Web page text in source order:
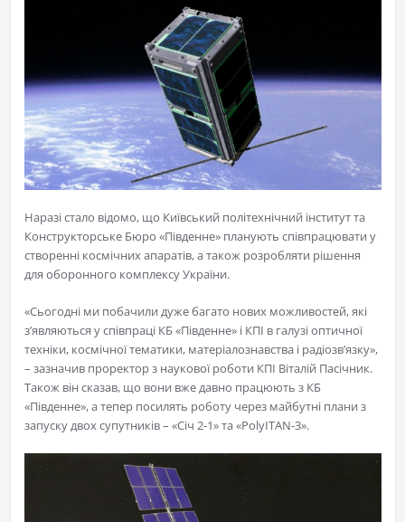
Наразі стало відомо, що Київський політехнічний інститут та
Конструкторське Бюро «Південне» планують співпрацювати у
створенні космічних апаратів, а також розробляти рішення
для оборонного комплексу України.
«Сьогодні ми побачили дуже багато нових можливостей, які
з’являються у співпраці КБ «Південне» і КПІ в галузі оптичної
техніки, космічної тематики, матеріалознавства і радіозв’язку»,
– зазначив проректор з наукової роботи КПІ Віталій Пасічник.
Також він сказав, що вони вже давно працюють з КБ
«Південне», а тепер посилять роботу через майбутні плани з
запуску двох супутників – «Січ 2-1» та «PolyITAN-3».